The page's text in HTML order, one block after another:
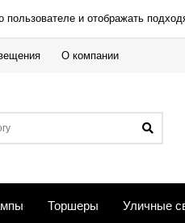
и отображать
О компании
Торшеры Уличные